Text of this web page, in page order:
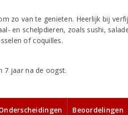
zo van te genieten. Heerlijk bij
en schelpdieren, zoals sushi,
of coquilles.
7 jaar na de oogst.
Beoordelingen